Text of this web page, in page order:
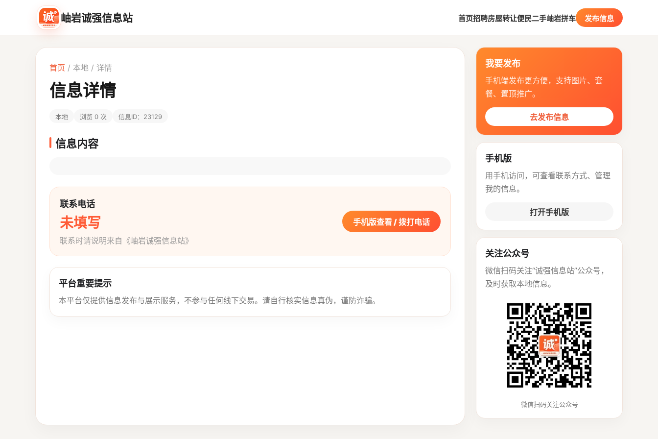
岫岩诚强信息站 首页招聘房屋转让便民二手岫岩拼车 发布信息
首页 / 本地 / 详情
信息详情
本地 浏览 0 次 信息ID：23129
信息内容
联系电话
未填写
联系时请说明来自《岫岩诚强信息站》
手机版查看 / 拨打电话
平台重要提示
本平台仅提供信息发布与展示服务，不参与任何线下交易。请自行核实信息真伪，谨防诈骗。
我要发布
手机端发布更方便，支持图片、套
餐、置顶推广。
去发布信息
手机版
用手机访问，可查看联系方式、管理
我的信息。
打开手机版
关注公众号
微信扫码关注“诚强信息站”公众号，
及时获取本地信息。
微信扫码关注公众号